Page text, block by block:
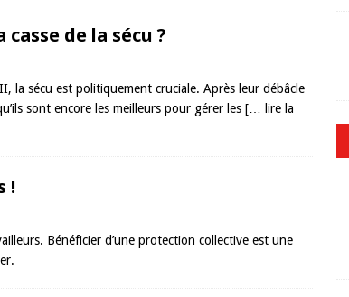
de la sécu ?
sécu est politiquement cruciale. Après leur débâcle
sont encore les meilleurs pour gérer les [… lire la
!
Bénéficier d’une protection collective est une